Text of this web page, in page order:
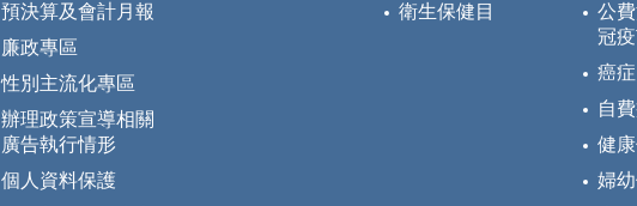
預決算及會計月報
廉政專區
性別主流化專區
辦理政策宣導相關
廣告執行情形
個人資料保護
衛生保健目
公
冠
癌
自
健
婦